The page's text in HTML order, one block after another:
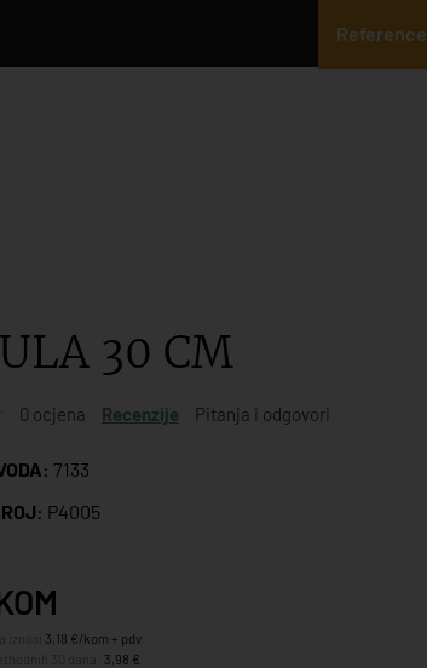
Reference
30 CM
0 ocjena Recenzije Pitanja i odgovori
7133
P4005
3,18 €/kom + pdv
3,98 €